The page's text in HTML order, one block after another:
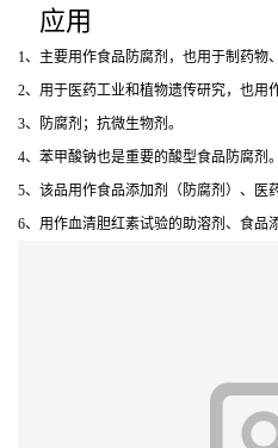
应用
1、主要用作食品防腐剂，也用于制药物
2、用于医药工业和植物遗传研究，也用
3、防腐剂；抗微生物剂。
4、苯甲酸钠也是重要的酸型食品防腐剂
5、该品用作食品添加剂（防腐剂）、医
6、用作血清胆红素试验的助溶剂、食品